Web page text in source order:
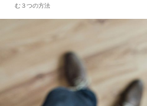
む３つの方法